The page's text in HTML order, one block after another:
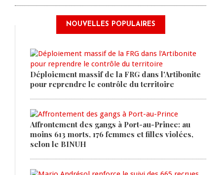
NOUVELLES POPULAIRES
Déploiement massif de la FRG dans l'Artibonite
pour reprendre le contrôle du territoire
Affrontement des gangs à Port-au-Prince: au
moins 613 morts, 176 femmes et filles violées,
selon le BINUH